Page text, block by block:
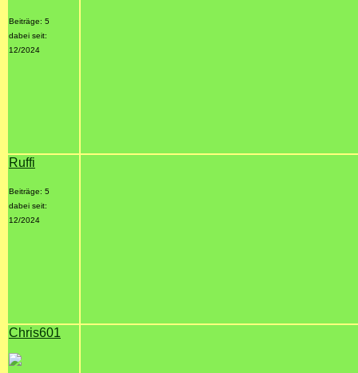
Beiträge: 5
dabei seit:
12/2024
Ruffi
Beiträge: 5
dabei seit:
12/2024
Chris601